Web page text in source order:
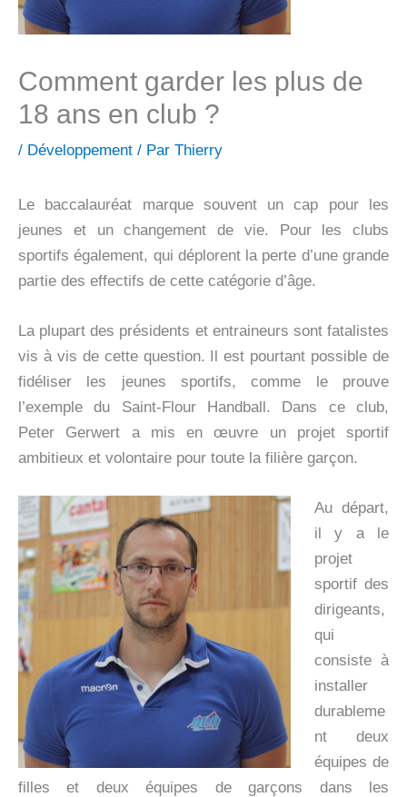
Comment garder les plus de
18 ans en club ?
/ Développement / Par Thierry
Le baccalauréat marque souvent un cap pour les
jeunes et un changement de vie. Pour les clubs
sportifs également, qui déplorent la perte d’une grande
partie des effectifs de cette catégorie d’âge.
La plupart des présidents et entraineurs sont fatalistes
vis à vis de cette question. Il est pourtant possible de
fidéliser les jeunes sportifs, comme le prouve
l’exemple du Saint-Flour Handball.
Dans ce club,
Peter Gerwert a mis en œuvre un projet sportif
ambitieux et volontaire pour toute la filière garçon.
Au départ,
il y a le
projet
sportif des
dirigeants,
qui
consiste à
installer
durableme
nt deux
équipes de
filles et deux équipes de garçons dans les